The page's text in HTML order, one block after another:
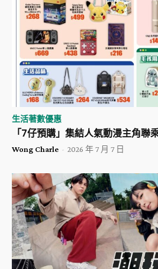
生活著數優惠
「7仔預購」集結人氣動漫主角聯
Wong Charle - 2026 年 7 月 7 日